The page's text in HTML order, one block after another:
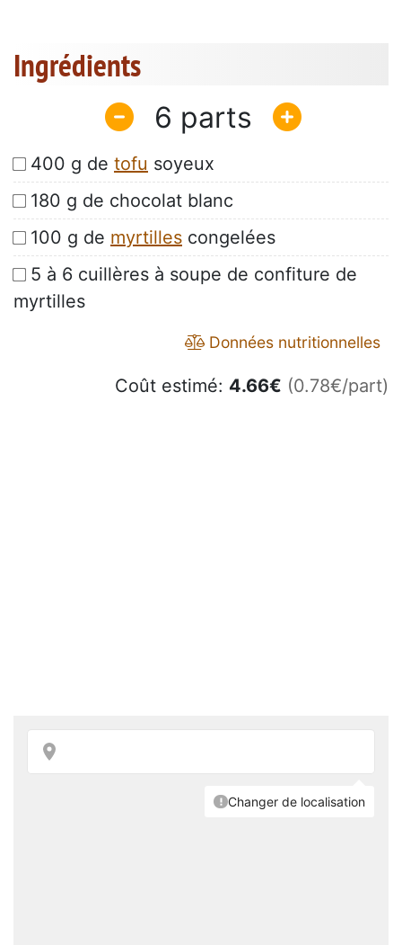
Ingrédients
6
400 g de tofu soyeux
180 g de chocolat blanc
100 g de myrtilles congelées
5 à 6 cuillères à soupe de confiture de
myrtilles
Données nutritionnelles
Coût estimé: 4.66€ (0.78€/part)